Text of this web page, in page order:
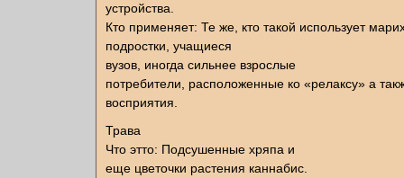
устройства.
Кто применяет: Те же, кто такой использует
подростки, учащиеся
вузов, иногда сильнее взрослые
потребители, расположенные ко «релаксу» а
восприятия.
Трава
Что этто: Подсушенные хряпа и
еще цветочки растения каннабис.